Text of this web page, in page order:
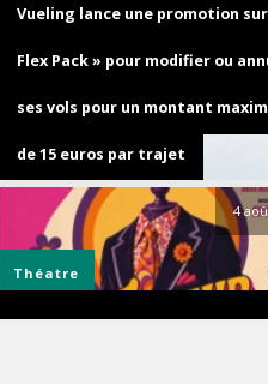
Vueling lance une promotion
Flex Pack » pour modifier ou
ses vols pour un montant
de 15 euros par trajet
4
Théatre
Découvrez TAILLEUR POUR